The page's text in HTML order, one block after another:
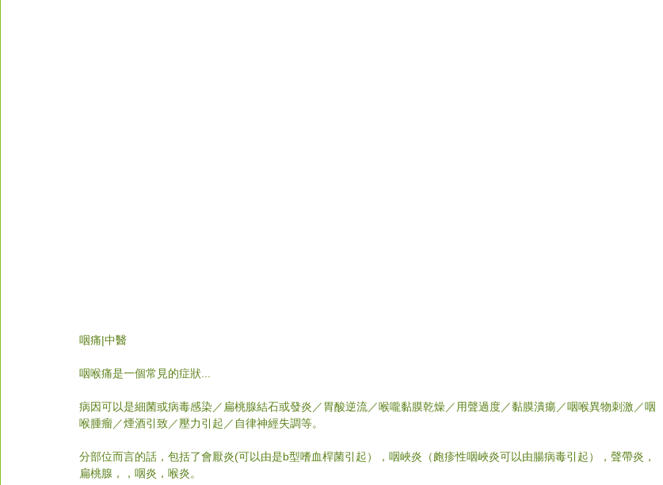
咽痛|中醫
咽喉痛是一個常見的症狀...
病因可以是細菌或病毒感染／扁桃腺結石或發炎／胃酸逆流／喉嚨黏膜乾燥／用聲過度／黏膜潰瘍／咽喉異物刺激／咽
喉腫瘤／煙酒引致／壓力引起／自律神經失調等。
分部位而言的話，包括了會厭炎(可以由是b型嗜血桿菌引起），咽峽炎（皰疹性咽峽炎可以由腸病毒引起），聲帶炎，
扁桃腺，，咽炎，喉炎。